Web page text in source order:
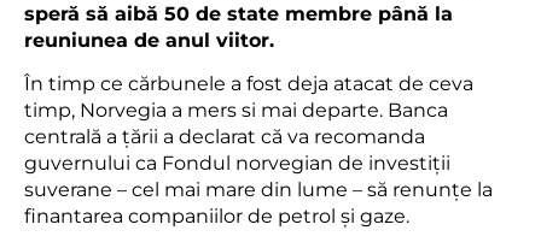
speră să aibă 50 de state membre până la
reuniunea de anul viitor.
În timp ce cărbunele a fost deja atacat de ceva
timp, Norvegia a mers si mai departe. Banca
centrală a țării a declarat că va recomanda
guvernului ca Fondul norvegian de investiții
suverane – cel mai mare din lume – să renunțe la
finantarea companiilor de petrol și gaze.